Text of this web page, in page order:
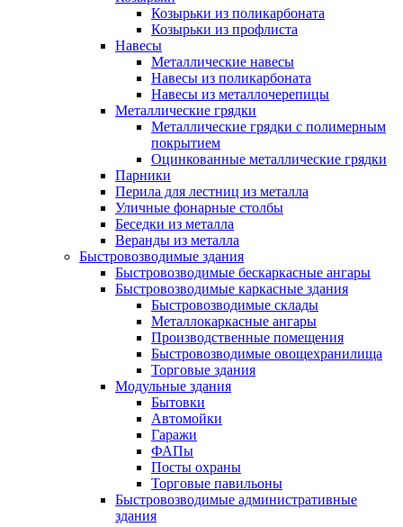
Козырьки из поликарбоната
Козырьки из профлиста
Навесы
Металлические навесы
Навесы из поликарбоната
Навесы из металлочерепицы
Металлические грядки
Металлические грядки с полимерным
покрытием
Оцинкованные металлические грядки
Парники
Перила для лестниц из металла
Уличные фонарные столбы
Беседки из металла
Веранды из металла
Быстровозводимые здания
Быстровозводимые бескаркасные ангары
Быстровозводимые каркасные здания
Быстровозводимые склады
Металлокаркасные ангары
Производственные помещения
Быстровозводимые овощехранилища
Торговые здания
Модульные здания
Бытовки
Автомойки
Гаражи
ФАПы
Посты охраны
Торговые павильоны
Быстровозводимые административные
здания